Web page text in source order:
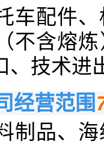
车配件
不含熔
、技术进
经营范围
制品、